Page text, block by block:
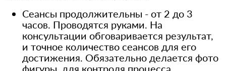
Сеансы продолжительны - от 2 до 3
часов. Проводятся руками. На
консультации обговаривается результат,
и точное количество сеансов для его
достижения. Обязательно делается фото
фигуры, для контроля процесса